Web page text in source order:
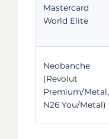
Mastercard
World Elite
Neobanche
(Revolut
Premium/Metal,
N26 You/Metal)